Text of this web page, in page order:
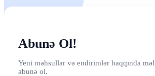
Abunə Ol!
Yeni məhsullar və endirimlər haqqında
abunə ol.